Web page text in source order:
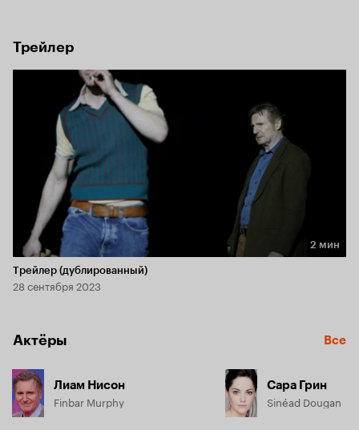
Трейлер
Длительность 2 мин
2 мин
Трейлер (дублированный)
28 сентября 2023
Актёры Все
Лиам Нисон
Finbar Murphy
Сара Грин
Sinéad Dougan